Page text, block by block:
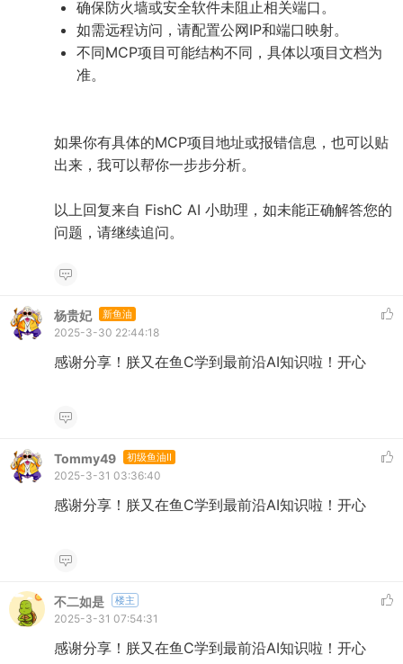
确保防火墙或安全软件未阻止相关端口。
如需远程访问，请配置公网IP和端口映射。
不同MCP项目可能结构不同，具体以项目文档为
准。
如果你有具体的MCP项目地址或报错信息，也可以贴
出来，我可以帮你一步步分析。
以上回复来自 FishC AI 小助理，如未能正确解答您的
问题，请继续追问。
杨贵妃 新鱼油
2025-3-30 22:44:18
感谢分享！朕又在鱼C学到最前沿AI知识啦！开心
Tommy49 初级鱼油II
2025-3-31 03:36:40
感谢分享！朕又在鱼C学到最前沿AI知识啦！开心
不二如是 楼主
2025-3-31 07:54:31
感谢分享！朕又在鱼C学到最前沿AI知识啦！开心